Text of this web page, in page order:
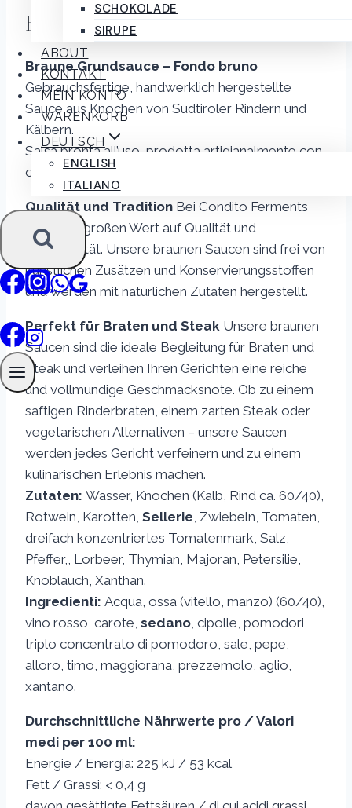
SCHOKOLADE
SIRUPE
ABOUT
KONTAKT
MEIN KONTO
WARENKORB
DEUTSCH
ENGLISH
ITALIANO
240ml
Menge
Beschreibung
Braune Grundsauce – Fondo bruno
Gebrauchsfertige, handwerklich hergestellte
Sauce aus Knochen von Südtiroler Rindern und
Kälbern.
Salsa pronta all’uso, prodotta artigianalmente con
ossa di bovini e vitelli dell’Alto Adige e verdure.
Qualität und Tradition Bei Condito Ferments
legen wir großen Wert auf Qualität und
Authentizität. Unsere braunen Saucen sind frei von
künstlichen Zusätzen und Konservierungsstoffen
und werden mit natürlichen Zutaten hergestellt.
Perfekt für Braten und Steak Unsere braunen
Saucen sind die ideale Begleitung für Braten und
Steak und verleihen Ihren Gerichten eine reiche
und vollmundige Geschmacksnote. Ob zu einem
saftigen Rinderbraten, einem zarten Steak oder
vegetarischen Alternativen – unsere Saucen
werden jedes Gericht verfeinern und zu einem
kulinarischen Erlebnis machen.
Zutaten: Wasser, Knochen (Kalb, Rind ca. 60/40),
Rotwein, Karotten, Sellerie, Zwiebeln, Tomaten,
dreifach konzentriertes Tomatenmark, Salz,
Pfeffer,, Lorbeer, Thymian, Majoran, Petersilie,
Knoblauch, Xanthan.
Ingredienti: Acqua, ossa (vitello, manzo) (60/40),
vino rosso, carote, sedano, cipolle, pomodori,
triplo concentrato di pomodoro, sale, pepe,
alloro, timo, maggiorana, prezzemolo, aglio,
xantano.
Durchschnittliche Nährwerte pro / Valori
medi per 100 ml:
Energie / Energia: 225 kJ / 53 kcal
Fett / Grassi: < 0,4 g